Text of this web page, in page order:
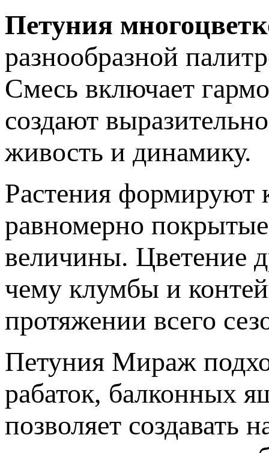
Петуния
разнообразной
Смесь включает
создают
живость и динамику.
Растения формируют
равномерно
величины. Цветение
чему клумбы и
протяжении всего
Петуния Мираж
рабаток, балконных
позволяет